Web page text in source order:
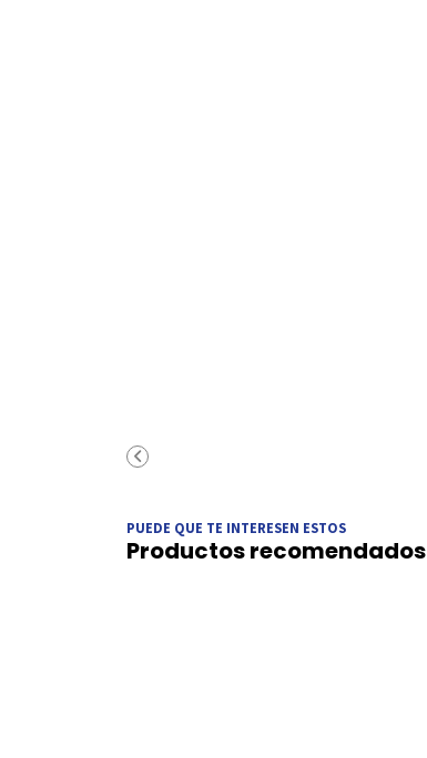
PUEDE QUE TE INTERESEN ESTOS
Productos recomendados